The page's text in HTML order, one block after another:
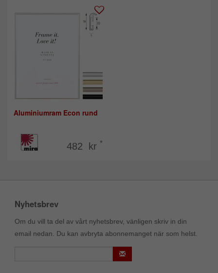
Aluminiumram Econ rund
482 kr *
Nyhetsbrev
Om du vill ta del av vårt nyhetsbrev, vänligen skriv in din
email nedan. Du kan avbryta abonnemanget när som helst.